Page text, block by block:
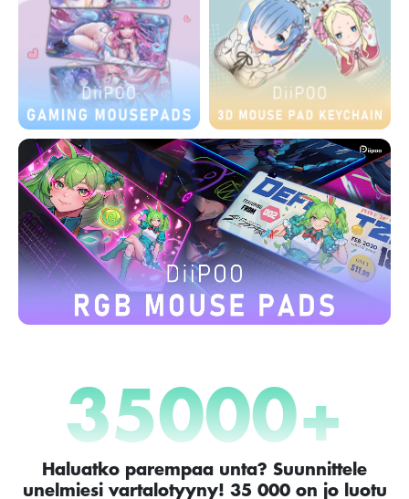
35000+
Haluatko parempaa unta? Suunnittele
unelmiesi vartalotyyny! 35 000 on jo luotu